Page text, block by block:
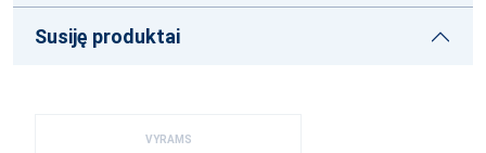
Susiję produktai
VYRAMS